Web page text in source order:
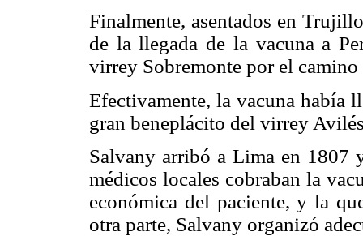
Finalmente, asentados en
de la llegada de la vacuna a
virrey Sobremonte por el camino
Efectivamente, la vacuna había
gran beneplácito del virrey
Salvany arribó a Lima en 1807
médicos locales cobraban la
económica del paciente, y la
otra parte, Salvany organizó